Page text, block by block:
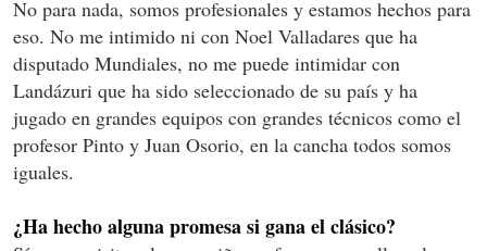
No para nada, somos profesionales y estamos hechos para
eso. No me intimido ni con Noel Valladares que ha
disputado Mundiales, no me puede intimidar con
Landázuri que ha sido seleccionado de su país y ha
jugado en grandes equipos con grandes técnicos como el
profesor Pinto y Juan Osorio, en la cancha todos somos
iguales.
¿Ha hecho alguna promesa si gana el clásico?